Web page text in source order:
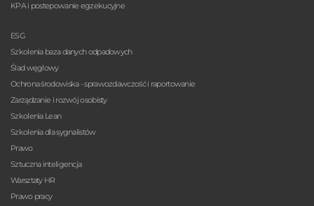
KPA i postepowanie egzekucyjne
ESG
Szkolenia baza danych odpadowych
Ślad węglowy
Ochrona środowiska - sprawozdawczość i raportowanie
Zarządzanie i rozwój osobisty
Szkolenia Lean
Szkolenia dla sygnalistów
Prawo
Sztuczna inteligencja
Warsztaty HR
Prawo pracy